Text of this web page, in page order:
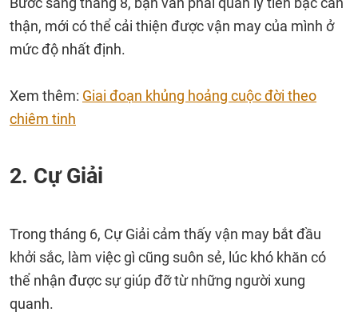
thận, mới có thể cải thiện được vận may của mình ở
mức độ nhất định.
Xem thêm: Giai đoạn khủng hoảng cuộc đời theo
chiêm tinh
2. Cự Giải
Trong tháng 6, Cự Giải cảm thấy vận may bắt đầu
khởi sắc, làm việc gì cũng suôn sẻ, lúc khó khăn có
thể nhận được sự giúp đỡ từ những người xung
quanh.